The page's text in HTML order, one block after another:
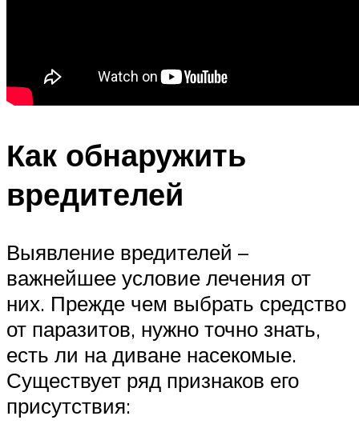
Как обнаружить
вредителей
Выявление вредителей –
важнейшее условие лечения от
них. Прежде чем выбрать средство
от паразитов, нужно точно знать,
есть ли на диване насекомые.
Существует ряд признаков его
присутствия: